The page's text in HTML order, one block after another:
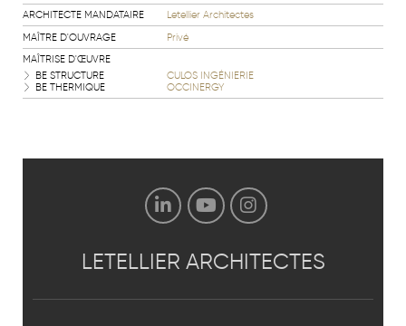
ARCHITECTE MANDATAIRE
Letellier Architectes
MAÎTRE D'OUVRAGE
Privé
MAÎTRISE D'ŒUVRE
BE STRUCTURE
CULOS INGÉNIERIE
BE THERMIQUE
OCCINERGY
LETELLIER ARCHITECTES